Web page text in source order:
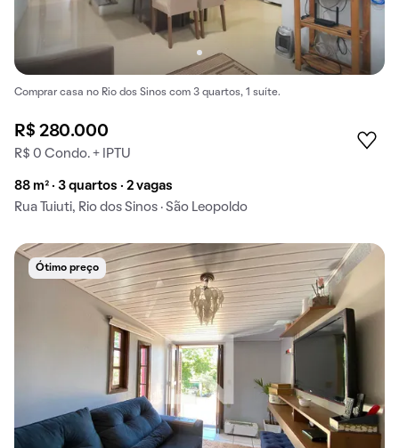
Comprar casa no Rio dos Sinos com 3 quartos, 1 suíte.
R$ 280.000
R$ 0 Condo. + IPTU
88 m² · 3 quartos · 2 vagas
Rua Tuiuti, Rio dos Sinos · São Leopoldo
Ótimo preço